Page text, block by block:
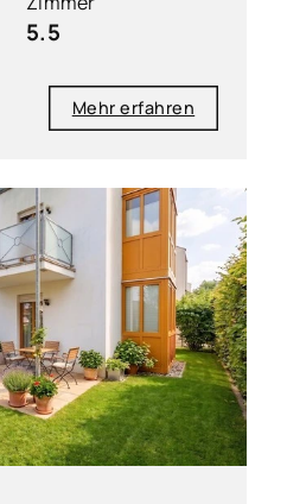
5.5
Mehr erfahren